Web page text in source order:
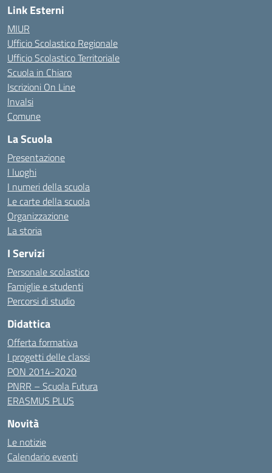
Link Esterni
MIUR
Ufficio Scolastico Regionale
Ufficio Scolastico Territoriale
Scuola in Chiaro
Iscrizioni On Line
Invalsi
Comune
La Scuola
Presentazione
I luoghi
I numeri della scuola
Le carte della scuola
Organizzazione
La storia
I Servizi
Personale scolastico
Famiglie e studenti
Percorsi di studio
Didattica
Offerta formativa
I progetti delle classi
PON 2014-2020
PNRR – Scuola Futura
ERASMUS PLUS
Novità
Le notizie
Calendario eventi